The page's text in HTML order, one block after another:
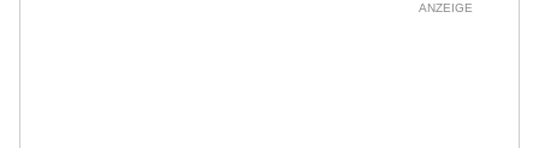
ANZEIGE